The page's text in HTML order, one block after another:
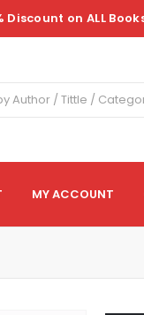
Discount on ALL
MY ACCOUNT